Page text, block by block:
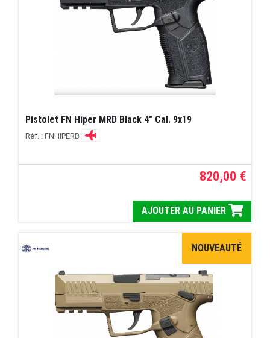
Pistolet FN Hiper MRD Black 4" Cal. 9x19
Réf. : FNHIPERB
820,00 €
AJOUTER AU PANIER
NOUVEAUTÉ